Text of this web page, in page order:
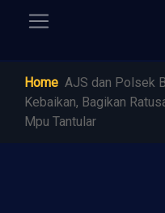
Home AJS dan Polsek
Kebaikan, Bagikan
Mpu Tantular